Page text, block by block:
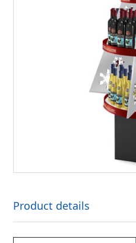
Product details